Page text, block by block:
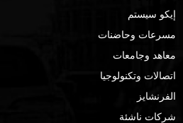
إيكو سيستم
مسرعات وحاضنات
معاهد وجامعات
اتصالات وتكنولوجيا
الفرنشايز
شركات ناشئة